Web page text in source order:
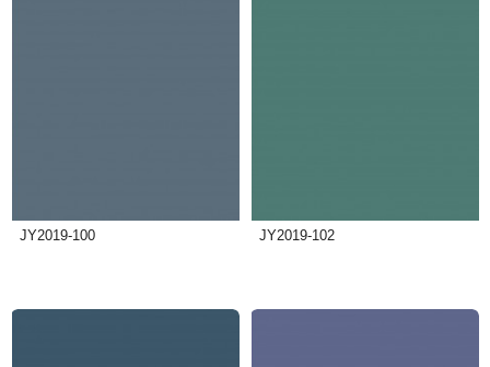
JY2019-100 JY2019-102